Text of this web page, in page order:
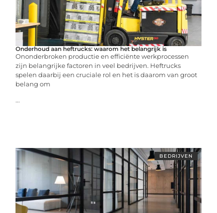
Onderhoud aan heftrucks: waarom het belangrijk is
Ononderbroken productie en efficiënte werkprocessen
zijn belangrijke factoren in veel bedrijven. Heftrucks
spelen daarbij een cruciale rol en het is daarom van groot
belang om
...
BEDRIJVEN